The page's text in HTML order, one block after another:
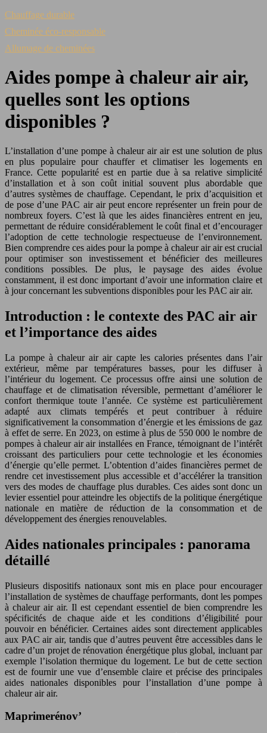
Chauffage durable
Cheminée éco-responsable
Allumage de cheminées
Aides pompe à chaleur air air,
quelles sont les options
disponibles ?
L’installation d’une pompe à chaleur air air est une solution de plus
en plus populaire pour chauffer et climatiser les logements en
France. Cette popularité est en partie due à sa relative simplicité
d’installation et à son coût initial souvent plus abordable que
d’autres systèmes de chauffage. Cependant, le prix d’acquisition et
de pose d’une PAC air air peut encore représenter un frein pour de
nombreux foyers. C’est là que les aides financières entrent en jeu,
permettant de réduire considérablement le coût final et d’encourager
l’adoption de cette technologie respectueuse de l’environnement.
Bien comprendre ces aides pour la pompe à chaleur air air est crucial
pour optimiser son investissement et bénéficier des meilleures
conditions possibles. De plus, le paysage des aides évolue
constamment, il est donc important d’avoir une information claire et
à jour concernant les subventions disponibles pour les PAC air air.
Introduction : le contexte des PAC air air
et l’importance des aides
La pompe à chaleur air air capte les calories présentes dans l’air
extérieur, même par températures basses, pour les diffuser à
l’intérieur du logement. Ce processus offre ainsi une solution de
chauffage et de climatisation réversible, permettant d’améliorer le
confort thermique toute l’année. Ce système est particulièrement
adapté aux climats tempérés et peut contribuer à réduire
significativement la consommation d’énergie et les émissions de gaz
à effet de serre. En 2023, on estime à plus de 550 000 le nombre de
pompes à chaleur air air installées en France, témoignant de l’intérêt
croissant des particuliers pour cette technologie et les économies
d’énergie qu’elle permet. L’obtention d’aides financières permet de
rendre cet investissement plus accessible et d’accélérer la transition
vers des modes de chauffage plus durables. Ces aides sont donc un
levier essentiel pour atteindre les objectifs de la politique énergétique
nationale en matière de réduction de la consommation et de
développement des énergies renouvelables.
Aides nationales principales : panorama
détaillé
Plusieurs dispositifs nationaux sont mis en place pour encourager
l’installation de systèmes de chauffage performants, dont les pompes
à chaleur air air. Il est cependant essentiel de bien comprendre les
spécificités de chaque aide et les conditions d’éligibilité pour
pouvoir en bénéficier. Certaines aides sont directement applicables
aux PAC air air, tandis que d’autres peuvent être accessibles dans le
cadre d’un projet de rénovation énergétique plus global, incluant par
exemple l’isolation thermique du logement. Le but de cette section
est de fournir une vue d’ensemble claire et précise des principales
aides nationales disponibles pour l’installation d’une pompe à
chaleur air air.
Maprimerénov’